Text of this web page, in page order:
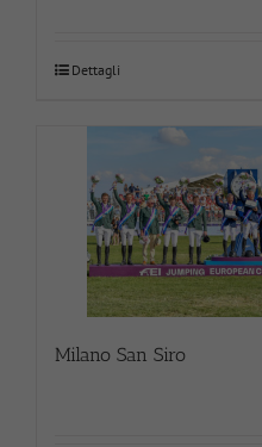
Dettagli
Milano San Siro